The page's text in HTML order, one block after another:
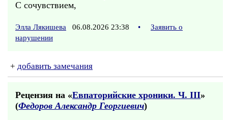
С сочувствием,
Элла Лякишева 06.08.2026 23:38 •
Заявить о
нарушении
+ добавить замечания
Рецензия на «Евпаторийские хроники. Ч. III»
(Федоров Александр Георгиевич)